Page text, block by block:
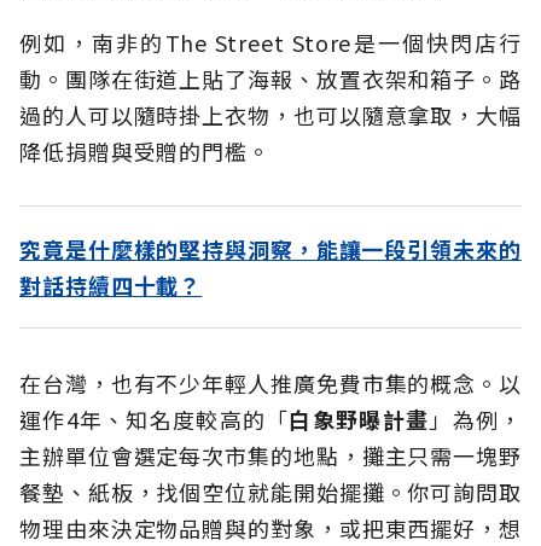
例如，南非的The Street Store是一個快閃店行
動。團隊在街道上貼了海報、放置衣架和箱子。路
過的人可以隨時掛上衣物，也可以隨意拿取，大幅
降低捐贈與受贈的門檻。
究竟是什麼樣的堅持與洞察，能讓一段引領未來的
對話持續四十載？
在台灣，也有不少年輕人推廣免費市集的概念。以
運作4年、知名度較高的「白象野曝計畫 」為例，
主辦單位會選定每次市集的地點，攤主只需一塊野
餐墊、紙板，找個空位就能開始擺攤。你可詢問取
物理由來決定物品贈與的對象，或把東西擺好，想